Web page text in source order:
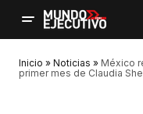
Inicio » Noticias » México
primer mes de Claudia